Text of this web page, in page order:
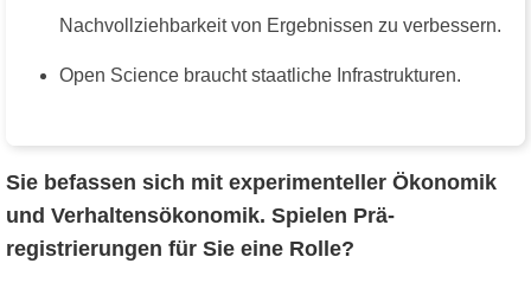
Nachvollziehbarkeit von Ergebnissen zu verbessern.
Open Science braucht staatliche Infrastrukturen.
Sie befassen sich mit experimenteller Ökonomik
und Verhaltensökonomik. Spielen Prä-
registrierungen für Sie eine Rolle?